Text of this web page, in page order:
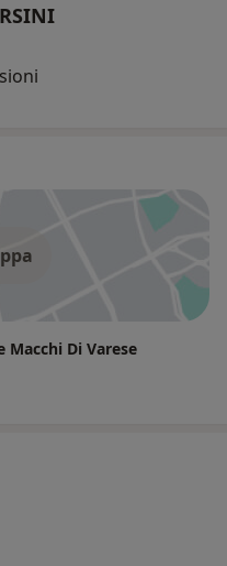
Macchi Di Varese